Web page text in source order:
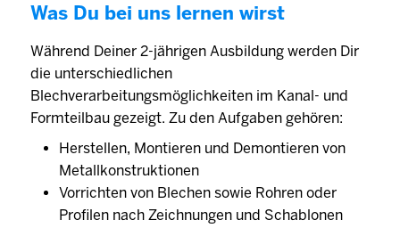
Was Du bei uns lernen wirst
Während Deiner 2-jährigen Ausbildung werden Dir
die unterschiedlichen
Blechverarbeitungsmöglichkeiten im Kanal- und
Formteilbau gezeigt. Zu den Aufgaben gehören:
Herstellen, Montieren und Demontieren von
Metallkonstruktionen
Vorrichten von Blechen sowie Rohren oder
Profilen nach Zeichnungen und Schablonen